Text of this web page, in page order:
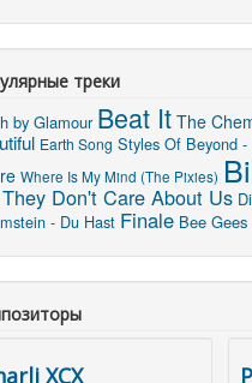
треки
by Glamour Beat It The
Earth Song Styles Of Beyond
Where Is My Mind (The Pixies)
They Don't Care About Us
- Du Hast Finale Bee
XCX